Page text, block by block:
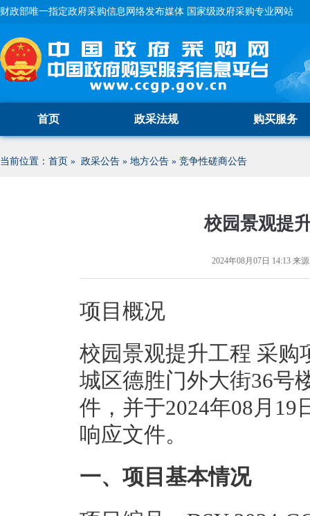
财政部唯一指定政府采购信息网络发布媒体 国家级政府采购专业网站
首页 政采法规 购买服务
当前位置： 首页 » 政采公告 » 地方公告 » 竞争性磋商公告
校园景观提
2024年08月07日 14:13 来
项目概况
校园景观提升工程 采购
城区德胜门外大街36号
件，并于2024年08月19
响应文件。
一、项目基本情况